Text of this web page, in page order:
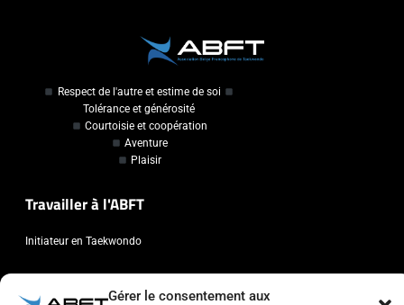
Gérer le consentement aux
Respect de l'autre et estime de soi
Tolérance et générosité
Courtoisie et coopération
Aventure
Plaisir
Travailler à l'ABFT
Initiateur en Taekwondo